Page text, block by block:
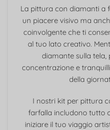
La pittura con diamanti a
un piacere visivo ma
coinvolgente che ti
al tuo lato creativo.
diamante sulla tela,
concentrazione e
della
I nostri kit per pittura
farfalla includono tutto
iniziare il tuo viaggio